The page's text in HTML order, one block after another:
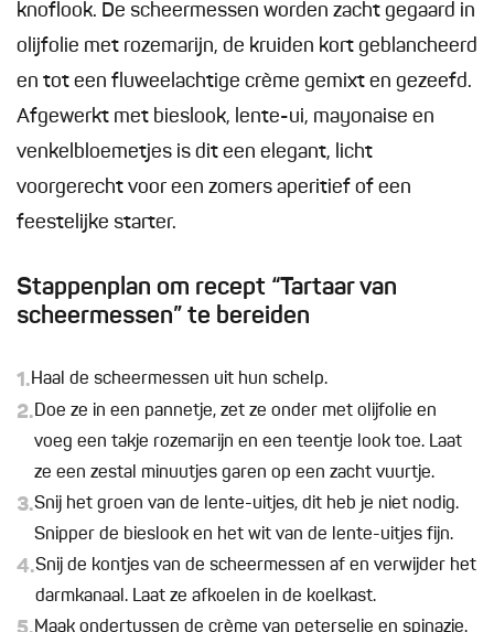
knoflook. De scheermessen worden zacht gegaard in
olijfolie met rozemarijn, de kruiden kort geblancheerd
en tot een fluweelachtige crème gemixt en gezeefd.
Afgewerkt met bieslook, lente-ui, mayonaise en
venkelbloemetjes is dit een elegant, licht
voorgerecht voor een zomers aperitief of een
feestelijke starter.
Stappenplan om recept “Tartaar van
scheermessen” te bereiden
1.Haal de scheermessen uit hun schelp.
2.Doe ze in een pannetje, zet ze onder met olijfolie en
voeg een takje rozemarijn en een teentje look toe. Laat
ze een zestal minuutjes garen op een zacht vuurtje.
3.Snij het groen van de lente-uitjes, dit heb je niet nodig.
Snipper de bieslook en het wit van de lente-uitjes fijn.
4.Snij de kontjes van de scheermessen af en verwijder het
darmkanaal. Laat ze afkoelen in de koelkast.
Maak ondertussen de crème van peterselie en spinazie.